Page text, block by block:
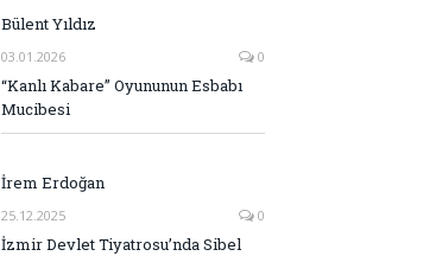
Bülent Yıldız
03.01.2026 0
“Kanlı Kabare” Oyununun Esbabı
Mucibesi
İrem Erdoğan
25.12.2025 0
İzmir Devlet Tiyatrosu’nda Sibel